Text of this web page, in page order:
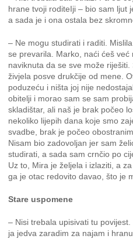
hrane tvoji roditeIji – bio sam ljut
a sada je i ona ostala bez
– Ne mogu studirati i raditi.
se prevarila. Marko, naći ćeš
naviknuta da se sve može
živjela posve drukčije od mene.
poduzeću i ništa joj nije
obitelji i morao sam se sam
skladištar, ali naš je brak počeo
nekoliko lijepih dana koje smo
svadbe, brak je počeo
Nisam bio zadovoljan jer sam
studirati, a sada sam crnčio po
Uz to, Mira je željela i izlaziti, a
ga je otac redovito davao, što je
Stare uspomene
– Nisi trebala upisivati tu
ja jedva zaradim za najam i